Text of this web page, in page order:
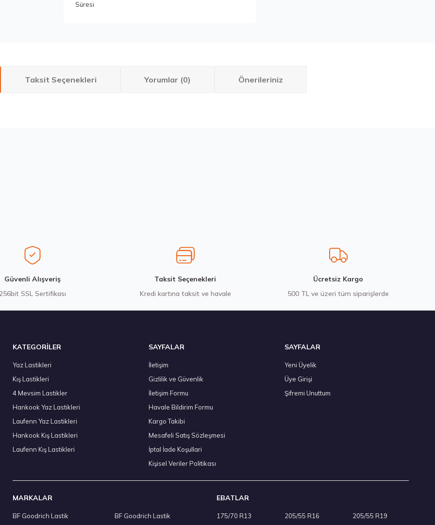
Süresi
Taksit Seçenekleri Yorumlar (0) Önerileriniz
Goodyear 215/75R17.5 KMAX D 126/124M M+S 3PSF Kış 2024
12.471,80 ₺
Kış 2023 Kumho 215/65R16 98H WinterCraft WP52+ Kış 2025
5.472,50 ₺
Stokta 4 Adet
Kumho 225/55R18 102T XL WinterCraft Ice WI32 (Çivi Delikli) Kış 2025
Güvenli Alışveriş
SSL Sertifikası
Taksit Seçenekleri
Kredi kartına taksit ve havale
Ücretsiz Kargo
500 TL ve üzeri tüm siparişlerde
KATEGORİLER
Yaz Lastikleri
Kış Lastikleri
4 Mevsim Lastikler
Hankook Yaz Lastikleri
Laufenn Yaz Lastikleri
Hankook Kış Lastikleri
Laufenn Kış Lastikleri
SAYFALAR
İletişim
Gizlilik ve Güvenlik
İletişim Formu
Havale Bildirim Formu
Kargo Takibi
Mesafeli Satış Sözleşmesi
İptal İade Koşullari
Kişisel Veriler Politikası
SAYFALAR
Yeni Üyelik
Üye Girişi
Şifremi Unuttum
MARKALAR
BF Goodrich Lastik BF Goodrich Lastik
EBATLAR
175/70 R13 205/55 R16 205/55 R19